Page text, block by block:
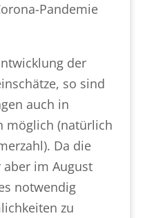
Pandemie
der
so sind
auch in
möglich (natürlich
Da die
aber im August
notwendig
zu